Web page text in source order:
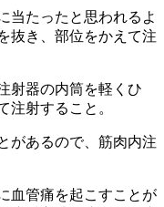
当たったと思われるよ
抜き、部位をかえて注
射器の内筒を軽くひ
注射すること。
があるので、筋肉内注
血管痛を起こすことが